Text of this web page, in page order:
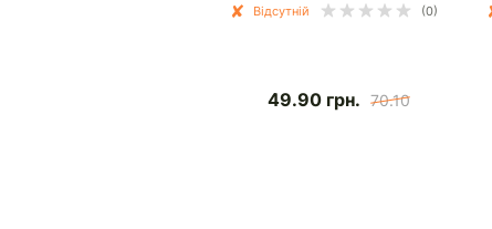
Відсутній (0)
49.90 грн. 70.10